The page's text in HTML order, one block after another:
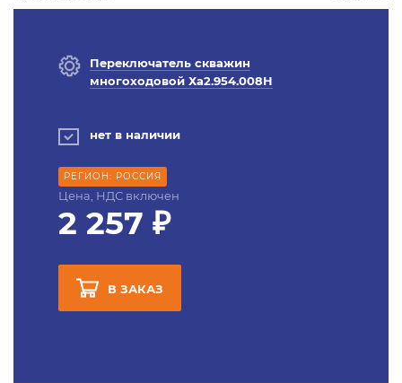
Переключатель скважин
многоходовой Ха2.954.008Н
нет в наличии
РЕГИОН: РОССИЯ
Цена, НДС включен
2 257 ₽
В ЗАКАЗ